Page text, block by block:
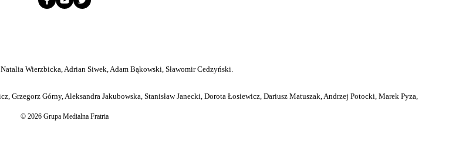
Wierzbicka, Adrian Siwek, Adam Bąkowski, Sławomir Cedzyński.
Górny, Aleksandra Jakubowska, Stanisław Janecki, Dorota Łosiewicz, Dariusz Matuszak, Andrzej Potocki, Marek Pyza,
© 2026 Grupa Medialna Fratria